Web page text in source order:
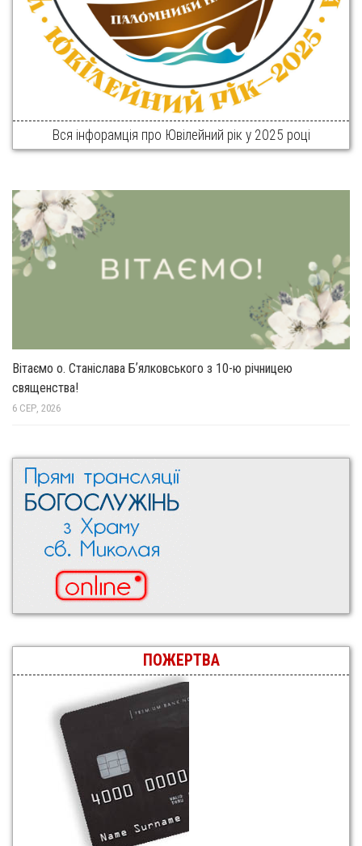
Вся інфорамція про Ювілейний рік у 2025 році
Вітаємо о. Станіслава Бʼялковського з 10-ю річницею
священства!
6 СЕР, 2026
ПОЖЕРТВА